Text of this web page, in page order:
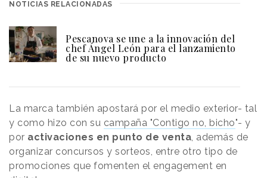
NOTICIAS RELACIONADAS
Pescanova se une a la innovación del
chef Ángel León para el lanzamiento
de su nuevo producto
La marca también apostará por el medio exterior- tal
y como hizo con su campaña "Contigo no, bicho"- y
por activaciones en punto de venta, además de
organizar concursos y sorteos, entre otro tipo de
promociones que fomenten el engagement en